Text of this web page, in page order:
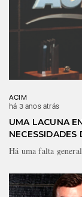
ACIM
há 3 anos atrás
UMA LACUNA
NECESSIDADES
Há uma falta